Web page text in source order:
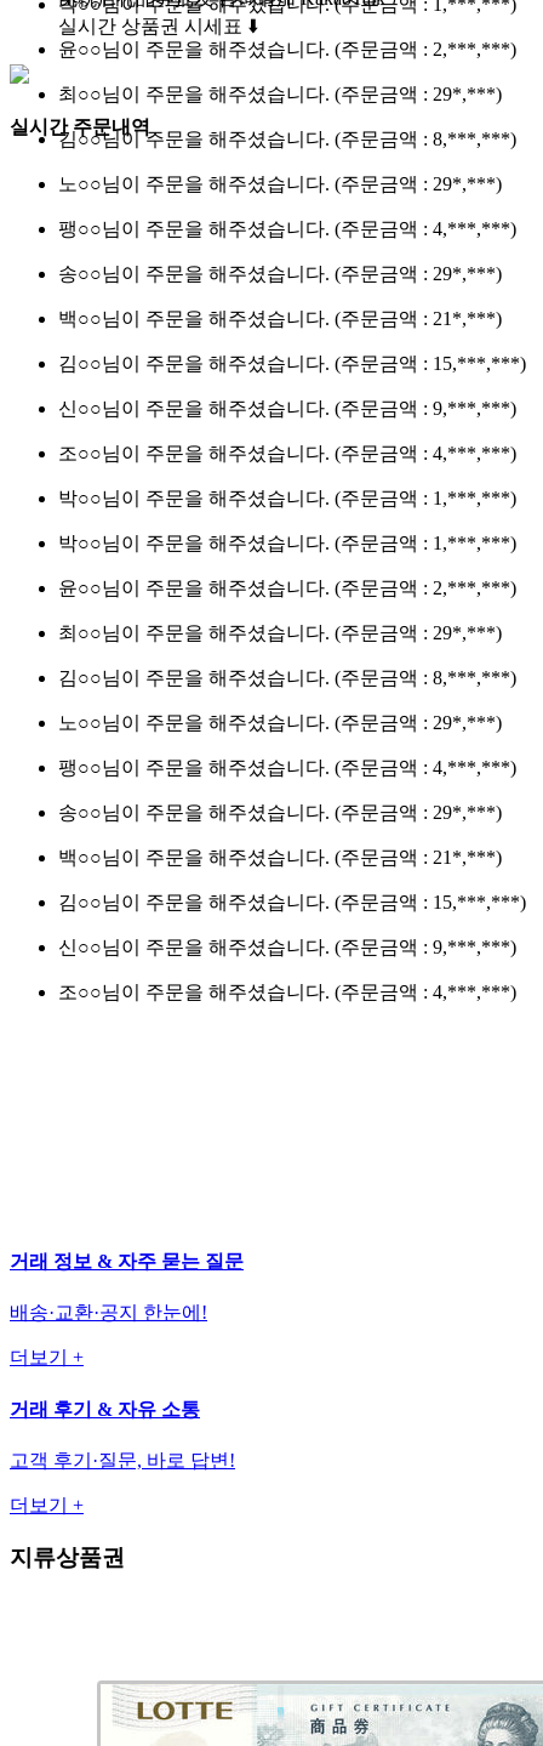
실시간 상품권 시세표 ⬇️
실시간 주문내역
박○○님이 주문을 해주셨습니다.(주문금액 : 1,***,***)
윤○○님이 주문을 해주셨습니다. (주문금액 : 2,***,***)
최○○님이 주문을 해주셨습니다. (주문금액 : 29*,***)
김○○님이 주문을 해주셨습니다. (주문금액 : 8,***,***)
노○○님이 주문을 해주셨습니다. (주문금액 : 29*,***)
팽○○님이 주문을 해주셨습니다. (주문금액 : 4,***,***)
송○○님이 주문을 해주셨습니다. (주문금액 : 29*,***)
백○○님이 주문을 해주셨습니다. (주문금액 : 21*,***)
김○○님이 주문을 해주셨습니다. (주문금액 : 15,***,***)
신○○님이 주문을 해주셨습니다. (주문금액 : 9,***,***)
조○○님이 주문을 해주셨습니다. (주문금액 : 4,***,***)
박○○님이 주문을 해주셨습니다. (주문금액 : 1,***,***)
박○○님이 주문을 해주셨습니다. (주문금액 : 1,***,***)
윤○○님이 주문을 해주셨습니다. (주문금액 : 2,***,***)
최○○님이 주문을 해주셨습니다. (주문금액 : 29*,***)
김○○님이 주문을 해주셨습니다. (주문금액 : 8,***,***)
노○○님이 주문을 해주셨습니다. (주문금액 : 29*,***)
팽○○님이 주문을 해주셨습니다. (주문금액 : 4,***,***)
송○○님이 주문을 해주셨습니다. (주문금액 : 29*,***)
백○○님이 주문을 해주셨습니다. (주문금액 : 21*,***)
김○○님이 주문을 해주셨습니다. (주문금액 : 15,***,***)
신○○님이 주문을 해주셨습니다. (주문금액 : 9,***,***)
조○○님이 주문을 해주셨습니다. (주문금액 : 4,***,***)
거래 정보 & 자주 묻는 질문
배송·교환·공지 한눈에!
더보기 +
거래 후기 & 자유 소통
고객 후기·질문, 바로 답변!
더보기 +
지류상품권